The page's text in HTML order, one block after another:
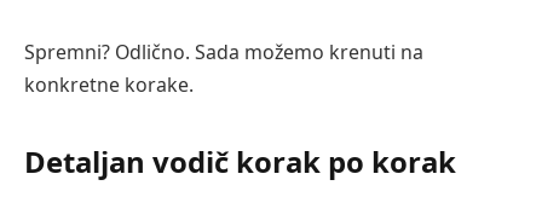
Spremni? Odlično. Sada možemo krenuti na
konkretne korake.
Detaljan vodič korak po korak